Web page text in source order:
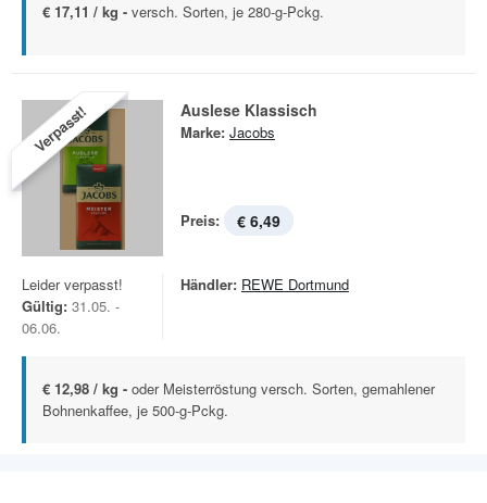
€ 17,11 / kg - versch. Sorten, je 280-g-Pckg.
Verpasst! Auslese Klassisch
Marke: Jacobs
Preis: € 6,49
Leider verpasst!
Gültig: 31.05. -
06.06.
Händler: REWE Dortmund
€ 12,98 / kg - oder Meisterröstung versch. Sorten, gemahlener
Bohnenkaffee, je 500-g-Pckg.